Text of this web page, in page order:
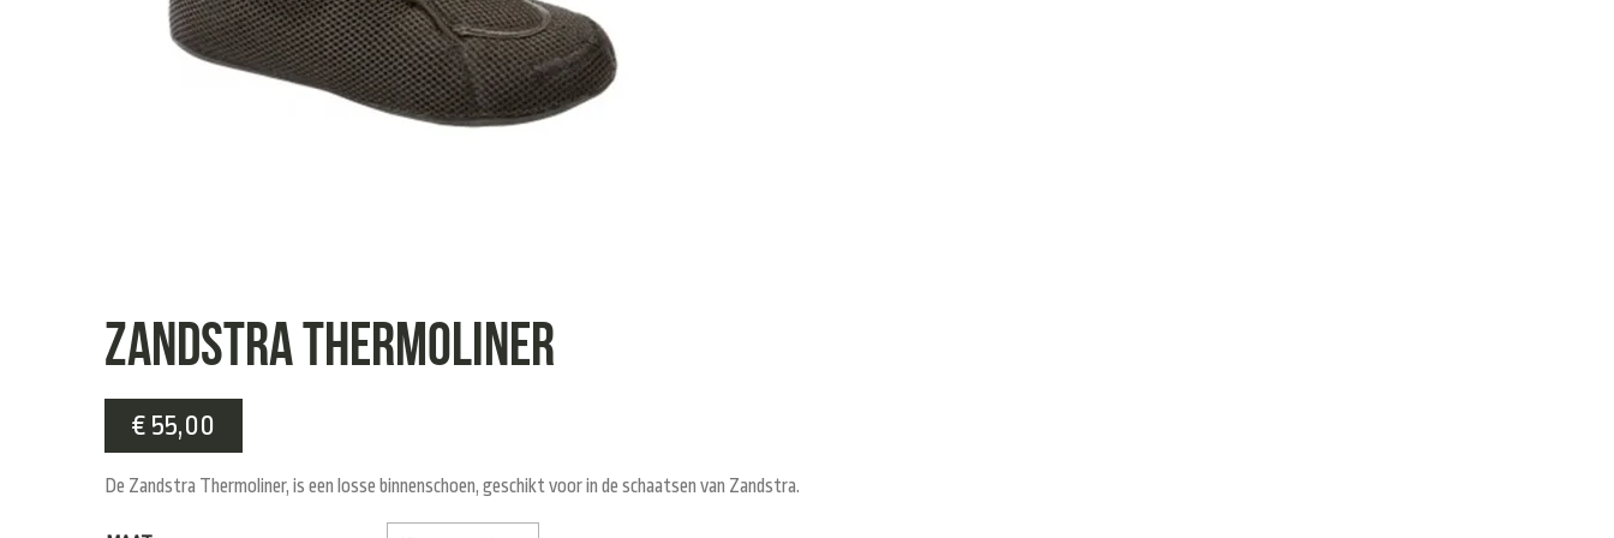
Zandstra Thermoliner
€ 55,00
De Zandstra Thermoliner, is een losse binnenschoen, geschikt voor in de schaatsen van Zandstra.